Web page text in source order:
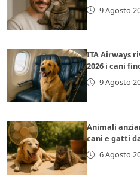
9 Agosto
ITA Airways
2026 i cani
9 Agosto
Animali
cani e gatti
6 Agosto